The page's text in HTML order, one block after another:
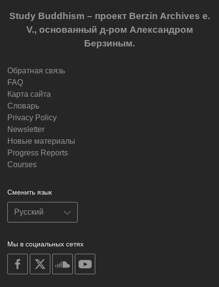
Study Buddhism – проект Berzin Archives e.
V., основанный д-ром Александром
Берзиным.
Обратная связь
FAQ
Карта сайта
Словарь
Privacy Policy
Newsletter
Новые материалы
Progress Reports
Courses
Сменить язык
Мы в социальных сетях
on
facebook
soundcloud